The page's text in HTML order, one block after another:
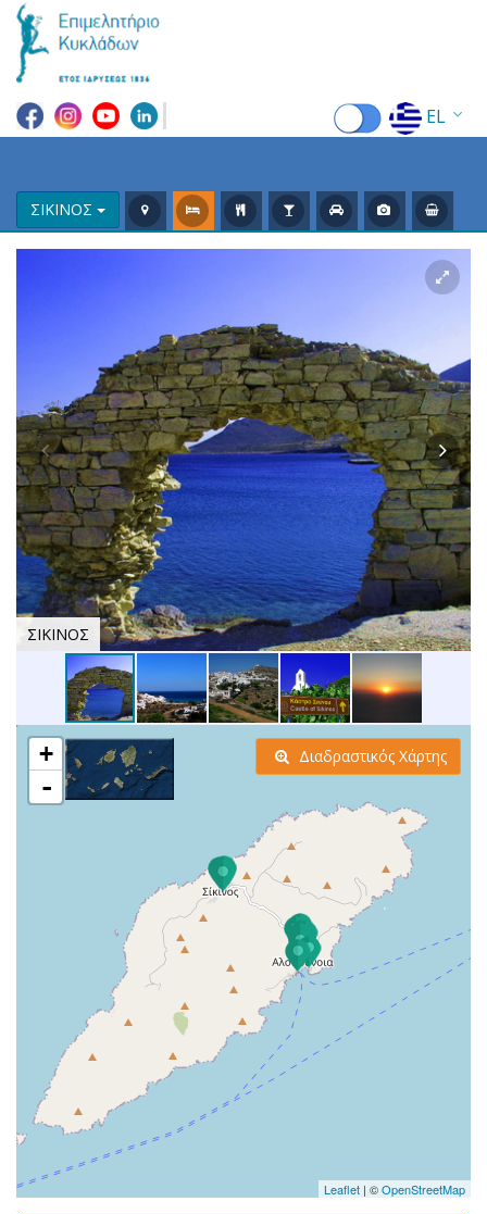
EL
FR
DE
IT
RU
CN
ΣΙΚΙΝΟΣ
ΣΙΚΙΝΟΣ
+
-
Leaflet | ©OpenStreetMap
Διαδραστικός Χάρτης